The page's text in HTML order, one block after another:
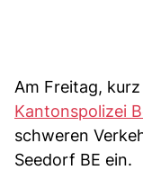
Am Freitag,
Kantonspolizei
schweren
Seedorf BE ein.